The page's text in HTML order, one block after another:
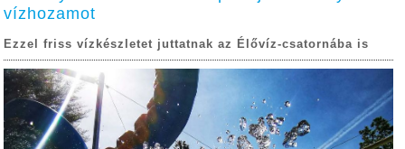
vízhozamot
Ezzel friss vízkészletet juttatnak az Élővíz-csatornába is